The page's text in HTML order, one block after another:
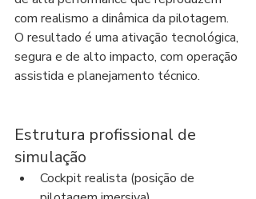
com realismo a dinâmica da pilotagem.
O resultado é uma ativação tecnológica,
segura e de alto impacto, com operação
assistida e planejamento técnico.
Estrutura profissional de
simulação
Cockpit realista (posição de